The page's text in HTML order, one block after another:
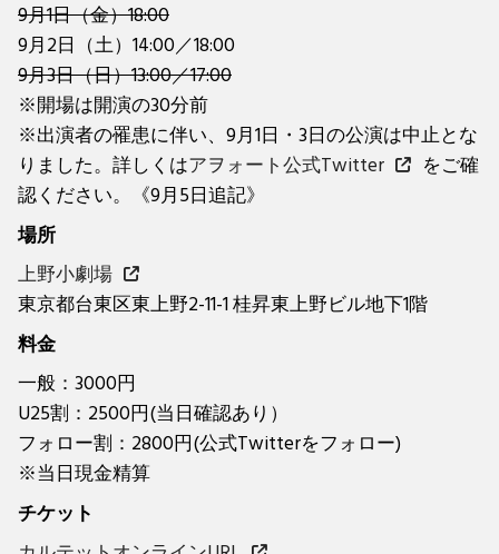
9月1日（金）18:00
9月2日（土）14:00／18:00
9月3日（日）13:00／17:00
※開場は開演の30分前
※出演者の罹患に伴い、9月1日・3日の公演は中止とな
りました。詳しくはアヲォート公式Twitter
をご確
認ください。《9月5日追記》
場所
上野小劇場
東京都台東区東上野2-11-1 桂昇東上野ビル地下1階
料金
一般：3000円
U25割：2500円(当日確認あり）
フォロー割：2800円(公式Twitterをフォロー)
※当日現金精算
チケット